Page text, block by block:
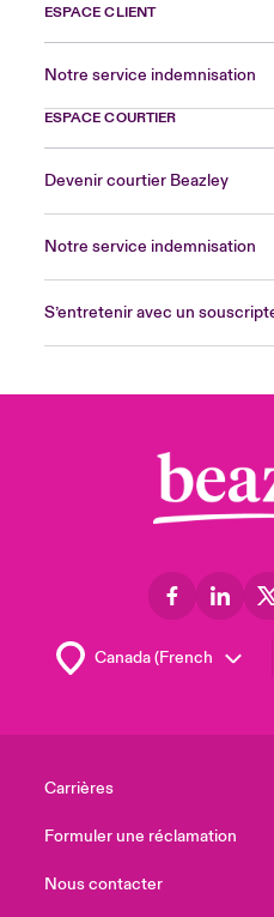
ESPACE CLIENT
Notre service indemnisation
ESPACE COURTIER
Devenir courtier Beazley
Notre service indemnisation
S’entretenir avec un
Carrières
Formuler une réclamation
Nous contacter